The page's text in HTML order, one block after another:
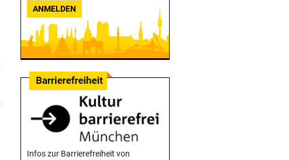
ANMELDEN
Infos zur Barrierefreiheit von